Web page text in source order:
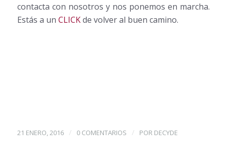
contacta con nosotros y nos ponemos en marcha.
Estás a un CLICKde volver al buen camino.
21 ENERO, 2016 / 0 COMENTARIOS / POR DECYDE